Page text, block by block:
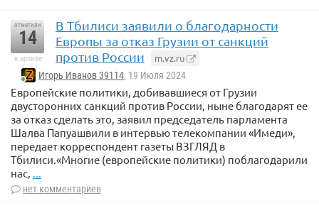
отметили
14
в архиве
В Тбилиси заявили о благодарности
Европы за отказ Грузии от санкций
против России
m.vz.ru
Игорь Иванов 39114, 19 Июля 2024
Европейские политики, добивавшиеся от Грузии
двусторонних санкций против России, ныне благодарят ее
за отказ сделать это, заявил председатель парламента
Шалва Папуашвили в интервью телекомпании «Имеди»,
передает корреспондент газеты ВЗГЛЯД в
Тбилиси.«Многие (европейские политики) поблагодарили
нас,
нет комментариев